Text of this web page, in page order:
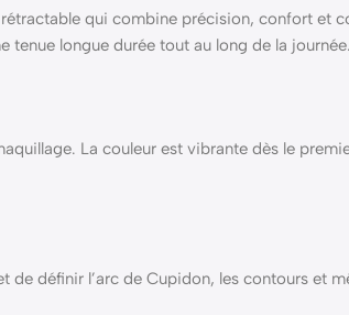
qui combine précision, confort et
tenue longue durée tout au long de la journée.
La couleur est vibrante dès le
définir l’arc de Cupidon, les contours et